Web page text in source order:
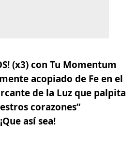
(x3) con Tu Momentum
acopiado de Feen el
de la Luz que palpita
corazones”
¡Que así sea!